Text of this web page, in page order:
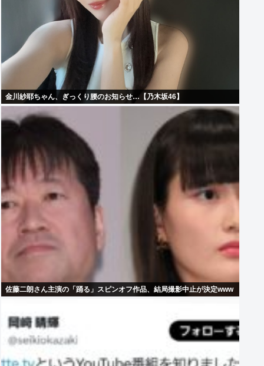
金川紗耶ちゃん、ぎっくり腰のお知らせ…【乃木坂46】
佐藤二朗さん主演の「踊る」スピンオフ作品、結局撮影中止が決定www